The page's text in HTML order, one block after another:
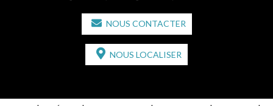
NOUS CONTACTER
NOUS LOCALISER